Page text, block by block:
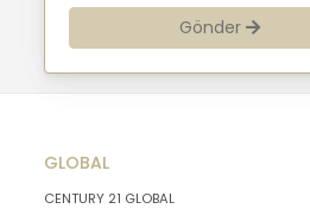
müşterilerimiz, şirket
hissedarlarımız,
ziyaretçilerimiz ve
üçüncü kişiler başta
işlenen kişilerin
bilgilendirilerek
Gönder
GLOBAL
CENTURY 21 GLOBAL